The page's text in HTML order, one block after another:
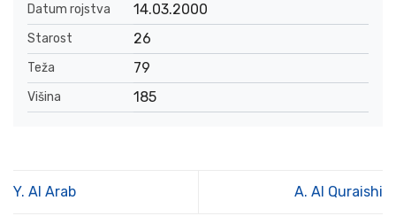
Datum rojstva
14.03.2000
Starost 26
Teža 79
Višina 185
Y. Al Arab A. Al Quraishi